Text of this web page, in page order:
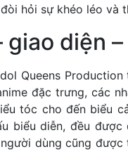
hỏi sự khéo léo và
giao diện
Queens
đặc trưng, các
tóc cho đến biểu
biểu diễn, đều
dùng cũng